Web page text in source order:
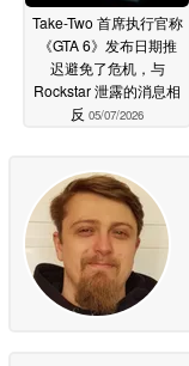
Take-Two 首席执行官称
《GTA 6》发布日期推
迟避免了危机，与
Rockstar 泄露的消息相
反 05/07/2026